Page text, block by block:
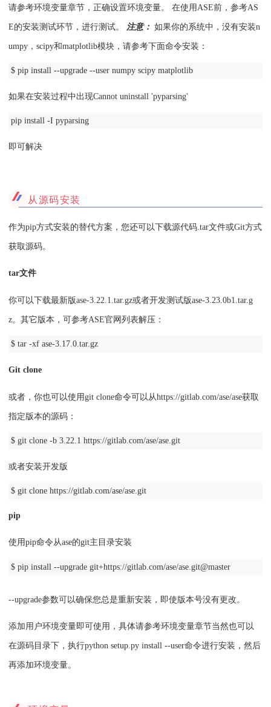
请参考环境变量章节，正确设置环境变量。 在使用ASE前，参考AS
E的安装测试环节，进行测试。 注意： 如果你的系统中，没有安装n
umpy，scipy和matplotlib模块，请参考下面命令安装：
$ pip install --upgrade --user numpy scipy matplotlib
如果在安装过程中出现Cannot uninstall 'pyparsing'
pip install -I pyparsing
即可解决
从源码安装
作为pip方式安装的替代方案，您还可以下载源代码.tar文件或Git方式
获取源码。
tar文件
你可以下载最新版ase-3.22.1.tar.gz或者开发测试版ase-3.23.0b1.tar.g
z。其它版本，可参考ASE官网列表解压：
$ tar -xf ase-3.17.0.tar.gz
Git clone
或者，你也可以使用git clone命令可以从https://gitlab.com/ase/ase获取
指定版本的源码：
$ git clone -b 3.22.1 https://gitlab.com/ase/ase.git
或者安装开发版
$ git clone https://gitlab.com/ase/ase.git
pip
使用pip命令从ase的git主目录安装
$ pip install --upgrade git+https://gitlab.com/ase/ase.git@master
--upgrade参数可以确保您总是重新安装，即使版本号没有更改。
添加用户环境变量即可使用，具体请参考环境变量章节当然也可以
在源码目录下，执行python setup.py install --user命令进行安装，然后
再添加环境变量。